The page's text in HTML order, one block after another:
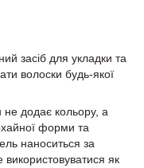
засіб для укладки та
волоски будь-якої
не додає кольору, а
форми та
наноситься за
як